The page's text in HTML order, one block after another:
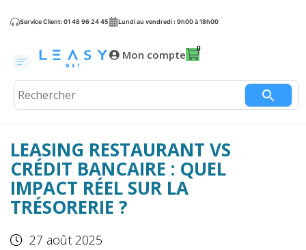
Service Client: 01 48 96 24 45 Lundi au vendredi : 9h00 à 18h00
Mon compte
LEASING RESTAURANT VS
CRÉDIT BANCAIRE : QUEL
IMPACT RÉEL SUR LA
TRÉSORERIE ?
27 août 2025